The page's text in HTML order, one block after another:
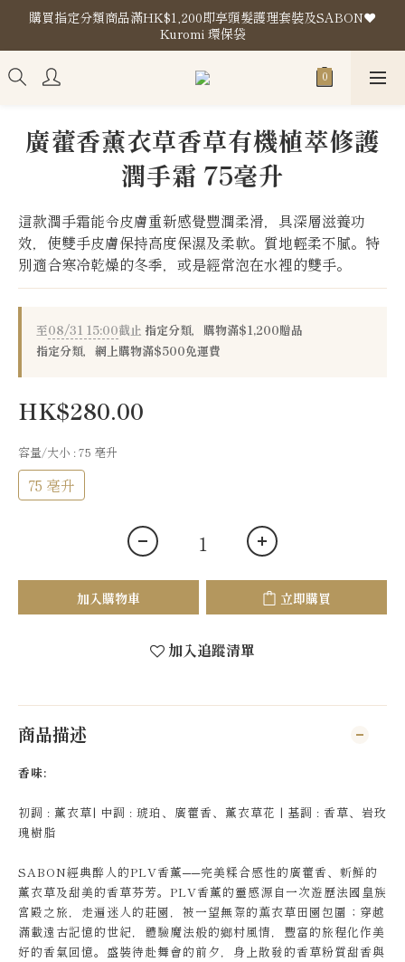
購買指定分類商品滿HK$1,200即享頭髮護理套裝及SABON❤️
Kuromi 環保袋
購買指定分類商品滿HK$1,200即享頭髮護理套裝及SABON❤️
Kuromi 環保袋
門市地址
Kuromi 環保袋
廣藿香薰衣草香草有機植萃修護
潤手霜 75毫升
這款潤手霜能令皮膚重新感覺豐潤柔滑，具深層滋養功
效，使雙手皮膚保持高度保濕及柔軟。質地輕柔不膩。特
別適合寒冷乾燥的冬季，或是經常泡在水裡的雙手。
至08/31 15:00截止 指定分類，購物滿$1,200贈品
指定分類，網上購物滿$500免運費
HK$280.00
容量/大小 : 75 亳升
75 亳升
加入購物車 立即購買
加入追蹤清單
商品描述
香味:
初調 : 薰衣草| 中調 : 琥珀、廣藿香、薰衣草花 | 基調 : 香草、岩玫
瑰樹脂
SABON經典醉人的PLV香薰──完美糅合感性的廣藿香、新鮮的
薰衣草及甜美的香草芬芳。PLV香薰的靈感源自一次遊歷法國皇族
宮殿之旅，走遍迷人的莊園，被一望無際的薫衣草田園包圍；穿越
滿載遠古記憶的世紀，體驗魔法般的鄉村風情，豐富的旅程化作美
好的香氣回憶。盛裝待赴舞會的前夕，身上散發的香草粉質甜香與